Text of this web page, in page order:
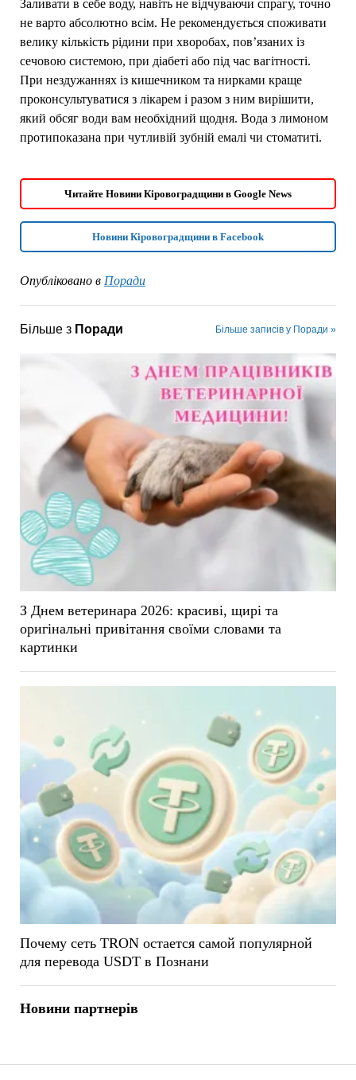
Заливати в себе воду, навіть не відчуваючи спрагу, точно
не варто абсолютно всім. Не рекомендується споживати
велику кількість рідини при хворобах, пов’язаних із
сечовою системою, при діабеті або під час вагітності.
При нездужаннях із кишечником та нирками краще
проконсультуватися з лікарем і разом з ним вирішити,
який обсяг води вам необхідний щодня. Вода з лимоном
протипоказана при чутливій зубній емалі чи стоматиті.
Читайте Новини Кіровоградщини в Google News
Новини Кіровоградщини в Facebook
Опубліковано в Поради
Більше з Поради Більше записів у Поради »
З Днем ветеринара 2026: красиві, щирі та
оригінальні привітання своїми словами та
картинки
Почему сеть TRON остается самой популярной
для перевода USDT в Познани
Новини партнерів